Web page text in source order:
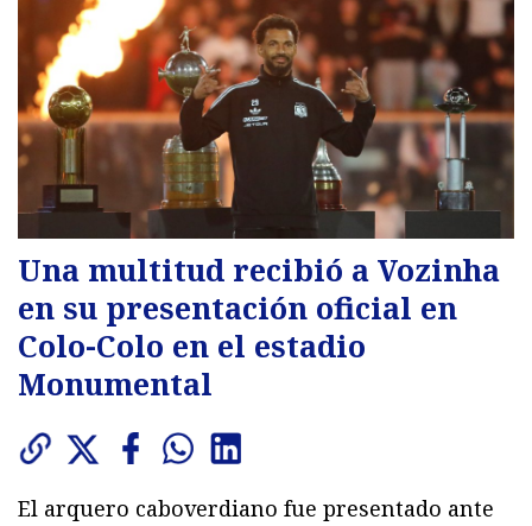
Una multitud recibió a Vozinha
en su presentación oficial en
Colo-Colo en el estadio
Monumental
El arquero caboverdiano fue presentado ante